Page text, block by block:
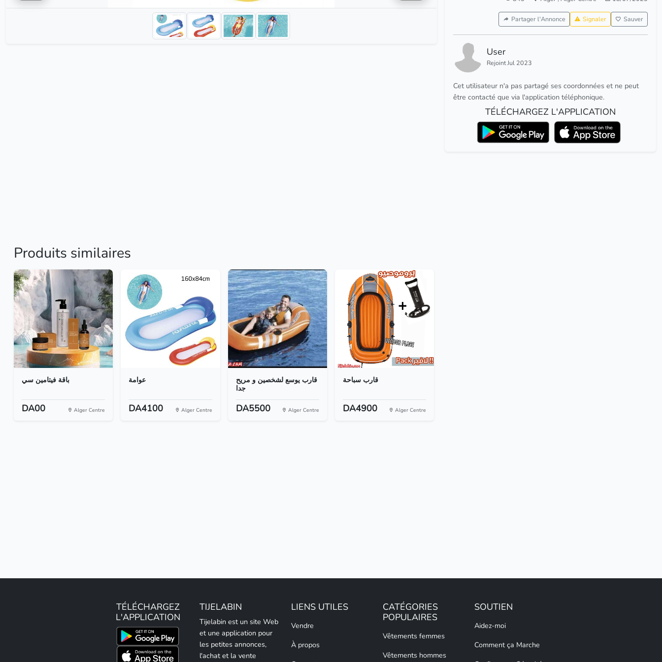
Partager l'Annonce Signaler Sauver
User
Rejoint Jul 2023
Cet utilisateur n'a pas partagé ses coordonnées et ne peut
être contacté que via l'application téléphonique.
TÉLÉCHARGEZ L'APPLICATION
Produits similaires
باقة فيتامين سي
DA00 Alger Centre
عوامة
DA4100 Alger Centre
قارب يوسع لشخصين و مريح
جدا
DA5500 Alger Centre
قارب سباحة
DA4900 Alger Centre
TÉLÉCHARGEZ
L'APPLICATION
TIJELABIN
Tijelabin est un site Web
et une application pour
les petites annonces,
l'achat et la vente
LIENS UTILES
Vendre
À propos
CATÉGORIES
POPULAIRES
Vêtements femmes
Vêtements hommes
SOUTIEN
Aidez-moi
Comment ça Marche